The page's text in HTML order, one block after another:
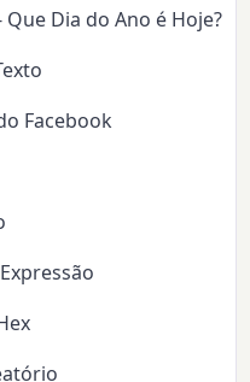
Dia do Ano é Hoje?
Facebook